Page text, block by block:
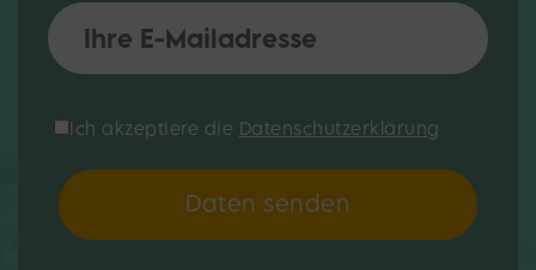
*Datenschutzerklärung:
Ich akzeptiere die Datenschutzerklärung
Daten senden